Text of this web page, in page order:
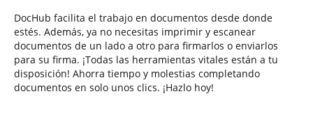
DocHub facilita el trabajo en documentos desde donde
estés. Además, ya no necesitas imprimir y escanear
documentos de un lado a otro para firmarlos o enviarlos
para su firma. ¡Todas las herramientas vitales están a tu
disposición! Ahorra tiempo y molestias completando
documentos en solo unos clics. ¡Hazlo hoy!